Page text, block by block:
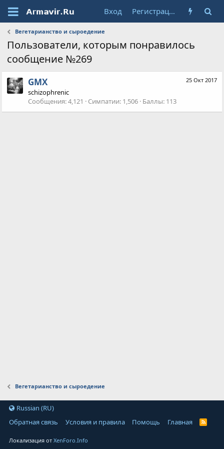
Вход Регистрация
Вегетарианство и сыроедение
Пользователи, которым понравилось
сообщение №269
25 Окт 2017
GMX
schizophrenic
Сообщения 4,121 Симпатии 1,506 Баллы 113
Вегетарианство и сыроедение
Russian (RU)
Обратная связь
Условия и правила Помощь Главная
Локализация отXenForo.Info